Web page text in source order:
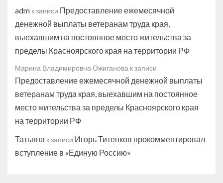
adm к записи Предоставление ежемесячной
денежной выплаты ветеранам труда края,
выехавшим на постоянное место жительства за
пределы Красноярского края на территории РФ
Марина Владимировна Ожиганова к записи
Предоставление ежемесячной денежной выплаты
ветеранам труда края, выехавшим на постоянное
место жительства за пределы Красноярского края
на территории РФ
Татьяна к записи Игорь Титенков прокомментировал
вступление в «Единую Россию»